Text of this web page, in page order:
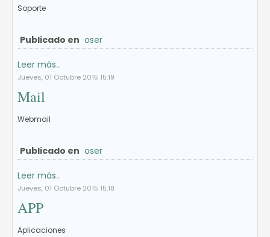
Soporte
Publicado en oser
Leer más..
Jueves, 01 Octubre 2015 15:19
Mail
Webmail
Publicado en oser
Leer más..
Jueves, 01 Octubre 2015 15:18
APP
Aplicaciones